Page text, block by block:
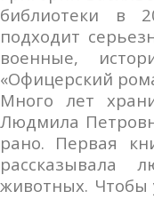
библиотеки в
подходит
военные,
«Офицерский
Много лет
Людмила
рано. Первая
рассказывала
животных.